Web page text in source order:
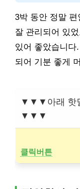
3박 동안 정말 편
잘 관리되어 있
있어 좋았습니다
되어 기분 좋게
▼▼▼아래 핫
▼▼▼
클릭버튼